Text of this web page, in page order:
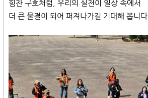
힘찬 구호처럼, 우리의 실천이 일상 속에서
더 큰 물결이 되어 퍼져나가길 기대해 봅니다.